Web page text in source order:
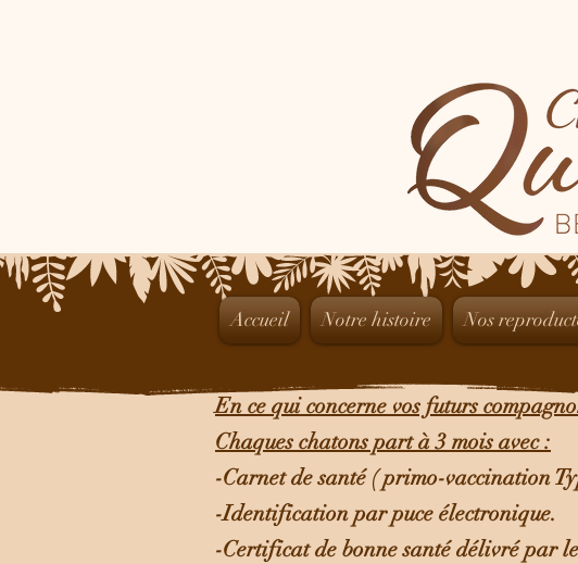
Accueil Notre histoire Nos
En ce qui concerne vos futurs
Chaques chatons part à 3 mois avec :
-Carnet de santé ( primo-vaccination
-Identification par puce électronique.
-Certificat de bonne santé délivré par